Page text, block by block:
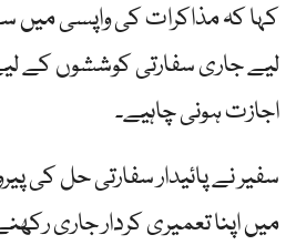
کہا کہ مذاکرات کی واپسی میں
لیے جاری سفارتی کوششوں کے
اجازت ہونی چاہیے۔
سفیر نے پائیدار سفارتی حل کی
میں اپنا تعمیری کردار جاری